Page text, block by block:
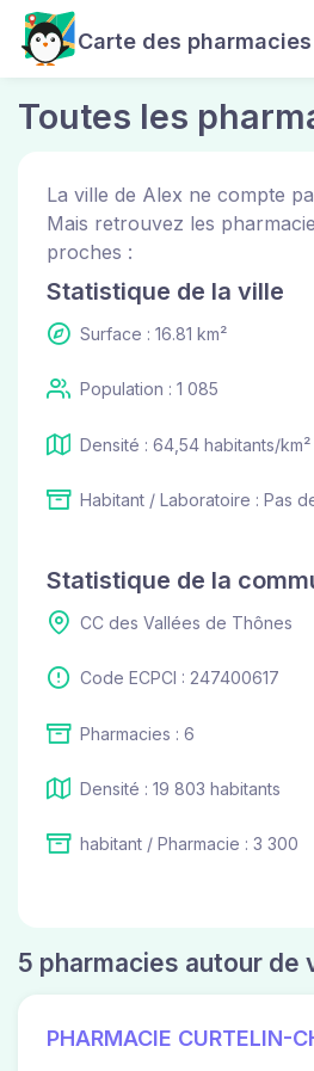
Carte des pharmacies
Toutes les
La ville de Alex ne compte
Mais retrouvez les
proches :
Statistique de la ville
Surface : 16.81 km²
Population : 1 085
Densité : 64,54 habitants/km²
Habitant / Laboratoire : Pas
Statistique de la
CC des Vallées de Thônes
Code ECPCI : 247400617
Pharmacies : 6
Densité : 19 803 habitants
habitant / Pharmacie : 3 300
5 pharmacies autour de
PHARMACIE CURTELIN-